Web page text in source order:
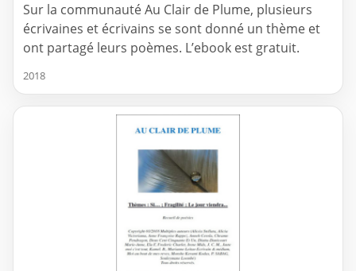
Sur la communauté Au Clair de Plume, plusieurs
écrivaines et écrivains se sont donné un thème et
ont partagé leurs poèmes. L’ebook est gratuit.
2018